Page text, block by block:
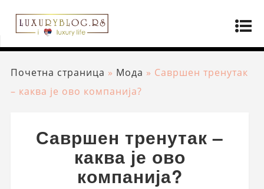
Почетна страница » Мода » Савршен тренутак
– каква је ово компанија?
Савршен тренутак –
каква је ово
компанија?